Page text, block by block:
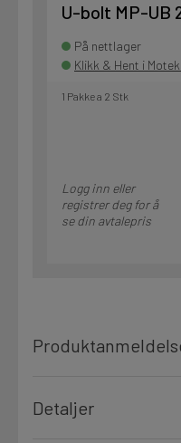
U-bolt MP-UB
På nettlager
Klikk & Hent i
1 Pakke a 2 Stk
Logg inn eller
registrer deg for å
se din avtalepris
Detaljer